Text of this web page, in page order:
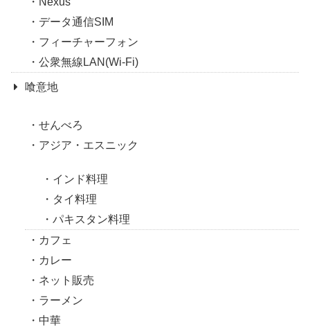
データ通信SIM
フィーチャーフォン
公衆無線LAN(Wi-Fi)
喰意地
せんべろ
アジア・エスニック
インド料理
タイ料理
パキスタン料理
カフェ
カレー
ネット販売
ラーメン
中華